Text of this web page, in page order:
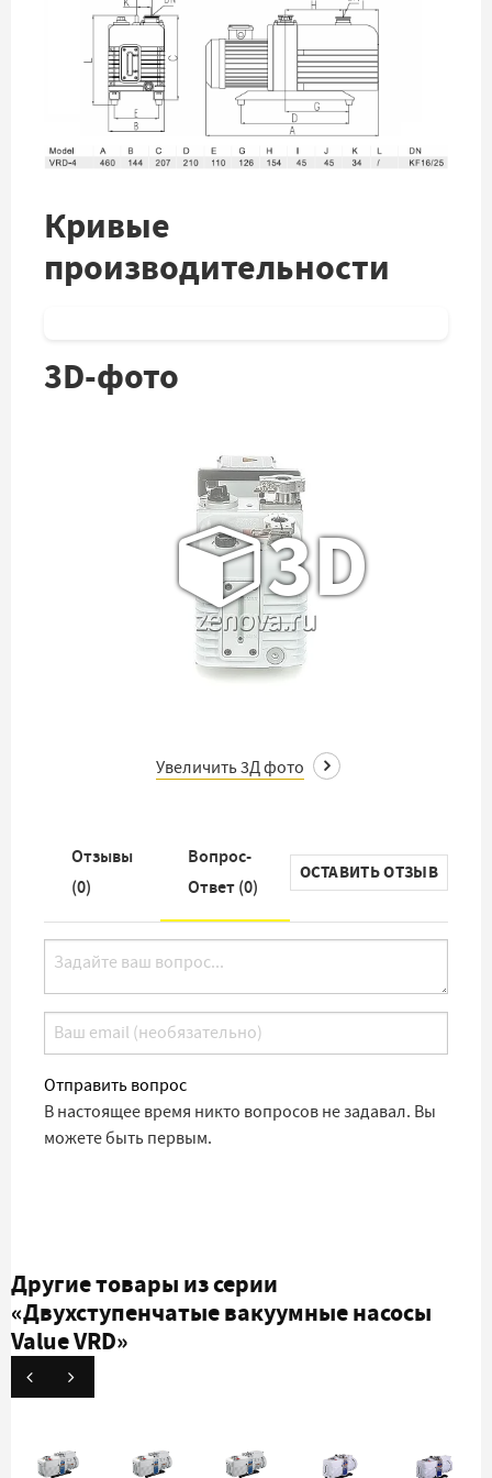
Кривые
производительности
3D-фото
3D
Увеличить 3Д фото
Отзывы
(0)
Вопрос-
Ответ (0)
ОСТАВИТЬ ОТЗЫВ
Отправить вопрос
В настоящее время никто вопросов не задавал. Вы
можете быть первым.
Другие товары из серии
«Двухступенчатые вакуумные насосы
Value VRD»